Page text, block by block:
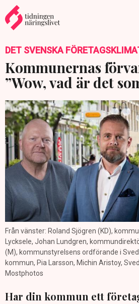
DET SVENSKA
Kommunernas
”Wow, vad är det
Från vänster: Roland Sjögren (KD),
Lycksele, Johan Lundgren,
(M), kommunstyrelsens ordförande i
kommun, Pia Larsson, Michin Aristoy,
Mostphotos
Har din kommun ett